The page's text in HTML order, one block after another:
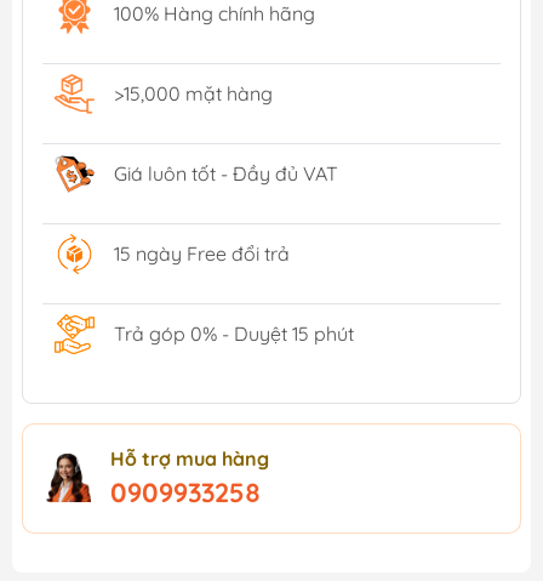
100% Hàng chính hãng
>15,000 mặt hàng
Giá luôn tốt - Đầy đủ VAT
15 ngày Free đổi trả
Trả góp 0% - Duyệt 15 phút
Hỗ trợ mua hàng
0909933258